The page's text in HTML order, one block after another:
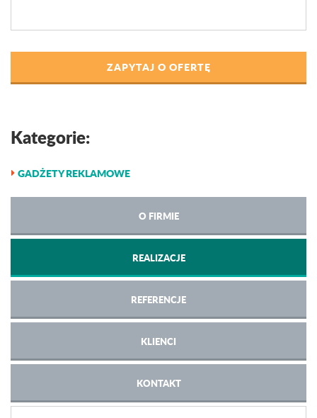
ZAPYTAJ O OFERTĘ
Kategorie:
GADŻETY REKLAMOWE
O FIRMIE
REALIZACJE
REFERENCJE
KLIENCI
KONTAKT